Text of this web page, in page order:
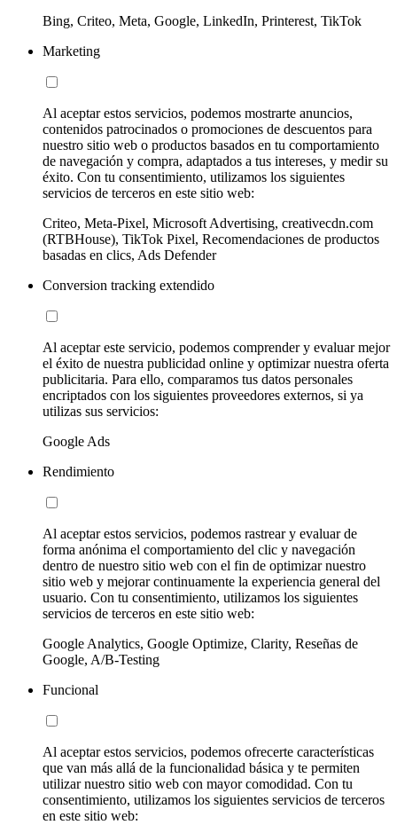
Bing, Criteo, Meta, Google, LinkedIn, Printerest, TikTok
Marketing
Al aceptar estos servicios, podemos mostrarte anuncios,
contenidos patrocinados o promociones de descuentos para
nuestro sitio web o productos basados en tu comportamiento
de navegación y compra, adaptados a tus intereses, y medir su
éxito. Con tu consentimiento, utilizamos los siguientes
servicios de terceros en este sitio web:
Criteo, Meta-Pixel, Microsoft Advertising, creativecdn.com
(RTBHouse), TikTok Pixel, Recomendaciones de productos
basadas en clics, Ads Defender
Conversion tracking extendido
Al aceptar este servicio, podemos comprender y evaluar mejor
el éxito de nuestra publicidad online y optimizar nuestra oferta
publicitaria. Para ello, comparamos tus datos personales
encriptados con los siguientes proveedores externos, si ya
utilizas sus servicios:
Google Ads
Rendimiento
Al aceptar estos servicios, podemos rastrear y evaluar de
forma anónima el comportamiento del clic y navegación
dentro de nuestro sitio web con el fin de optimizar nuestro
sitio web y mejorar continuamente la experiencia general del
usuario. Con tu consentimiento, utilizamos los siguientes
servicios de terceros en este sitio web:
Google Analytics, Google Optimize, Clarity, Reseñas de
Google, A/B-Testing
Funcional
Al aceptar estos servicios, podemos ofrecerte características
que van más allá de la funcionalidad básica y te permiten
utilizar nuestro sitio web con mayor comodidad. Con tu
consentimiento, utilizamos los siguientes servicios de terceros
en este sitio web: